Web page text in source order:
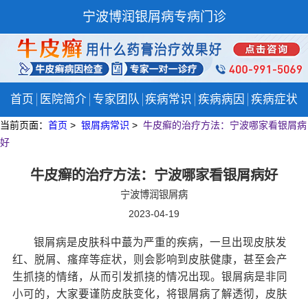
宁波博润银屑病专病门诊
首页 医院简介 专家团队 疾病常识 疾病病因 疾病症状
当前页面： 首页 > 银屑病常识 > 牛皮癣的治疗方法：宁波哪家看银屑病
好
牛皮癣的治疗方法：宁波哪家看银屑病好
宁波博润银屑病
2023-04-19
银屑病是皮肤科中蕞为严重的疾病，一旦出现皮肤发
红、脱屑、瘙痒等症状，则会影响到皮肤健康，甚至会产
生抓挠的情绪，从而引发抓挠的情况出现。银屑病是非同
小可的，大家要谨防皮肤变化，将银屑病了解透彻，皮肤